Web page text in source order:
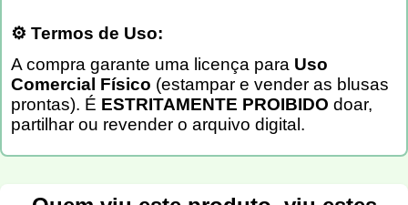
⚙️ Termos de Uso:
A compra garante uma licença para Uso
Comercial Físico (estampar e vender as blusas
prontas). É ESTRITAMENTE PROIBIDO doar,
partilhar ou revender o arquivo digital.